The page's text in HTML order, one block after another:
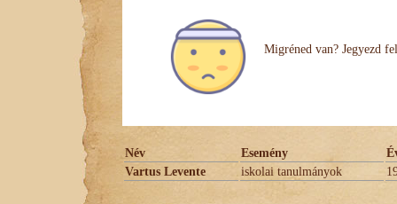
Migréned van? Jegyezd
Név Esemény
Vartus Levente
iskolai tanulmányok